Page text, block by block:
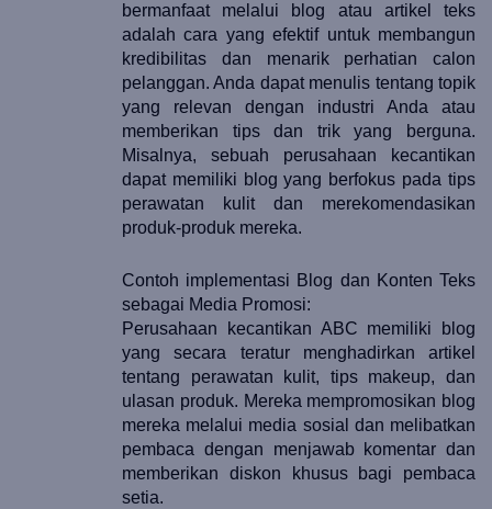
bermanfaat melalui blog atau artikel teks
adalah cara yang efektif untuk membangun
kredibilitas dan menarik perhatian calon
pelanggan. Anda dapat menulis tentang topik
yang relevan dengan industri Anda atau
memberikan tips dan trik yang berguna.
Misalnya, sebuah perusahaan kecantikan
dapat memiliki blog yang berfokus pada tips
perawatan kulit dan merekomendasikan
produk-produk mereka.
Contoh implementasi Blog dan Konten Teks
sebagai Media Promosi:
Perusahaan kecantikan ABC memiliki blog
yang secara teratur menghadirkan artikel
tentang perawatan kulit, tips makeup, dan
ulasan produk. Mereka mempromosikan blog
mereka melalui media sosial dan melibatkan
pembaca dengan menjawab komentar dan
memberikan diskon khusus bagi pembaca
setia.